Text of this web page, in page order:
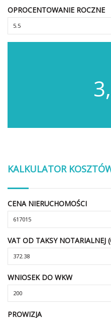
OPROCENTOWANIE ROCZNE
KALKULATOR
CENA NIERUCHOMOŚCI
VAT OD TAKSY NOTARIALNEJ
WNIOSEK DO WKW
PROWIZJA